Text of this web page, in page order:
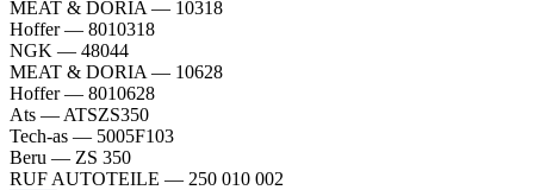
MEAT & DORIA — 10318
Hoffer — 8010318
NGK — 48044
MEAT & DORIA — 10628
Hoffer — 8010628
Ats — ATSZS350
Tech-as — 5005F103
Beru — ZS 350
RUF AUTOTEILE — 250 010 002